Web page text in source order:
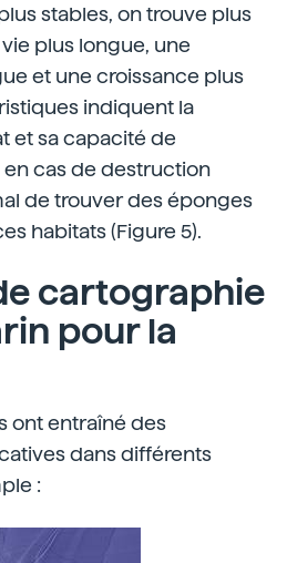
stables, on trouve plus
plus longue, une
et une croissance plus
indiquent la
et sa capacité de
cas de destruction
de trouver des éponges
habitats (Figure 5).
cartographie
pour la
ont entraîné des
dans différents
: